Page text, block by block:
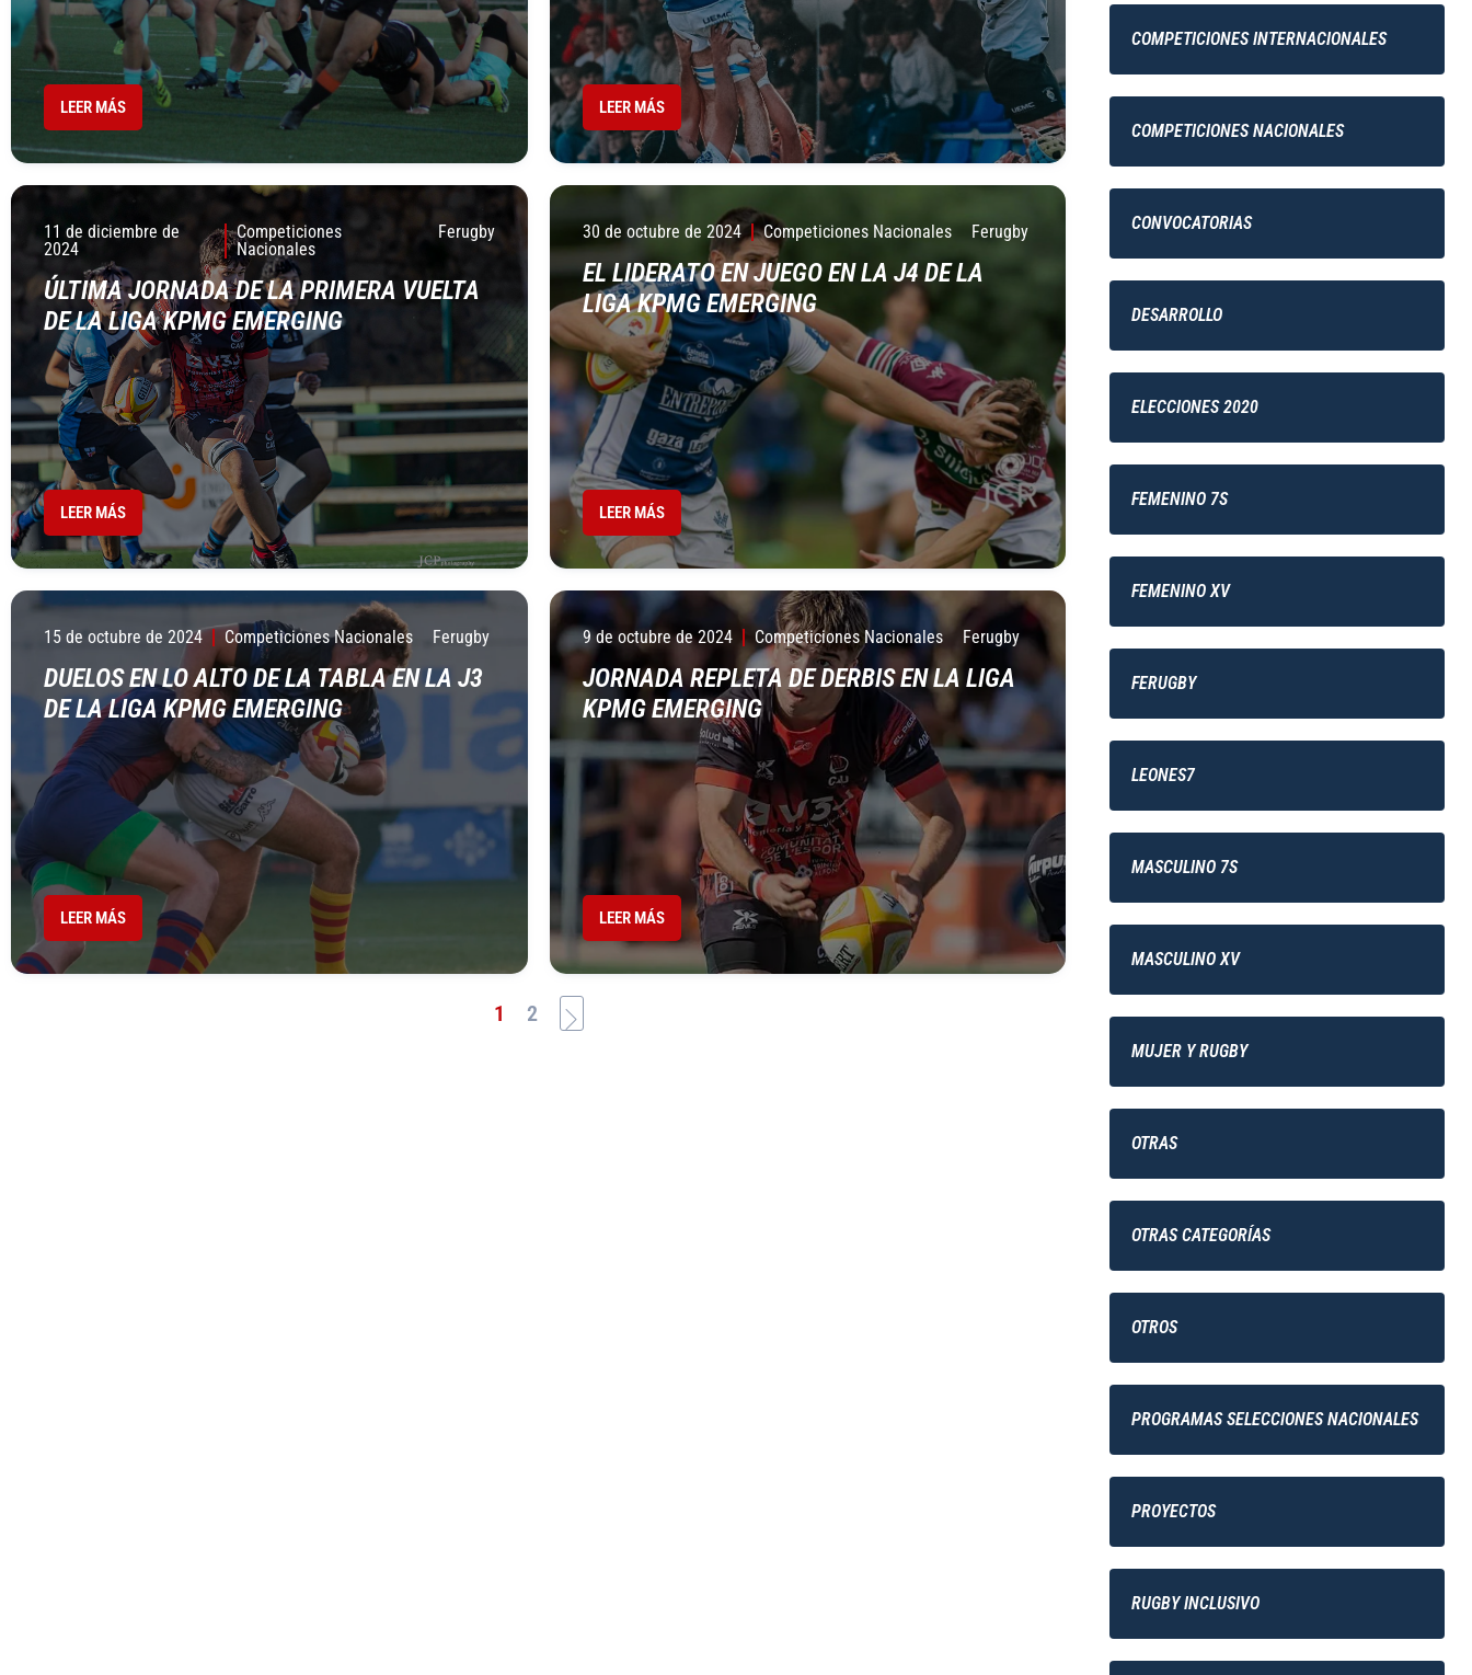
LEER MÁS LEER MÁS
11 de diciembre de
2024
Competiciones
Nacionales
Ferugby
ÚLTIMA JORNADA DE LA PRIMERA VUELTA
DE LA LIGA KPMG EMERGING
LEER MÁS
30 de octubre de 2024 Competiciones Nacionales Ferugby
EL LIDERATO EN JUEGO EN LA J4 DE LA
LIGA KPMG EMERGING
LEER MÁS
15 de octubre de 2024 Competiciones Nacionales Ferugby
DUELOS EN LO ALTO DE LA TABLA EN LA J3
DE LA LIGA KPMG EMERGING
LEER MÁS
9 de octubre de 2024 Competiciones Nacionales Ferugby
JORNADA REPLETA DE DERBIS EN LA LIGA
KPMG EMERGING
LEER MÁS
1 2
COMPETICIONES INTERNACIONALES
COMPETICIONES NACIONALES
CONVOCATORIAS
DESARROLLO
ELECCIONES 2020
FEMENINO 7S
FEMENINO XV
FERUGBY
LEONES7
MASCULINO 7S
MASCULINO XV
MUJER Y RUGBY
OTRAS
OTRAS CATEGORÍAS
OTROS
PROGRAMAS SELECCIONES NACIONALES
PROYECTOS
RUGBY INCLUSIVO